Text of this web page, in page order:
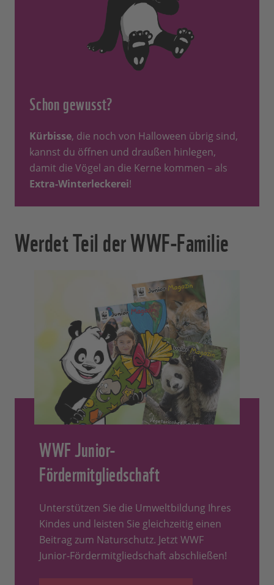
Schon gewusst?
Kürbisse, die noch von Halloween übrig sind,
kannst du öffnen und draußen hinlegen,
damit die Vögel an die Kerne kommen – als
Extra-Winterleckerei!
Werdet Teil der WWF-Familie
WWF Junior-
Fördermitgliedschaft
Unterstützen Sie die Umweltbildung Ihres
Kindes und leisten Sie gleichzeitig einen
Beitrag zum Naturschutz. Jetzt WWF
Junior-Fördermitgliedschaft abschließen!